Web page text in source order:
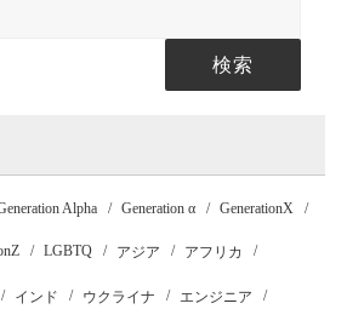
検索
Alpha Generation α GenerationX
LGBTQ アジア アフリカ
インド ウクライナ エンジニア